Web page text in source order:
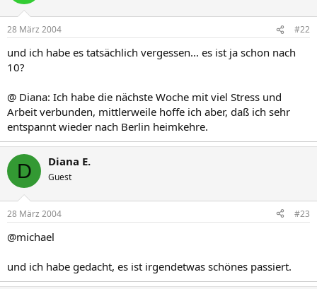
28 März 2004 #22
und ich habe es tatsächlich vergessen... es ist ja schon nach
10?
@ Diana: Ich habe die nächste Woche mit viel Stress und
Arbeit verbunden, mittlerweile hoffe ich aber, daß ich sehr
entspannt wieder nach Berlin heimkehre.
D Diana E.
Guest
28 März 2004 #23
@michael
und ich habe gedacht, es ist irgendetwas schönes passiert.